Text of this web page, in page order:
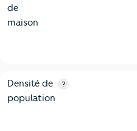
de
maison
2-Habitants
Critères Marcs d'Or
Densité de
population
?